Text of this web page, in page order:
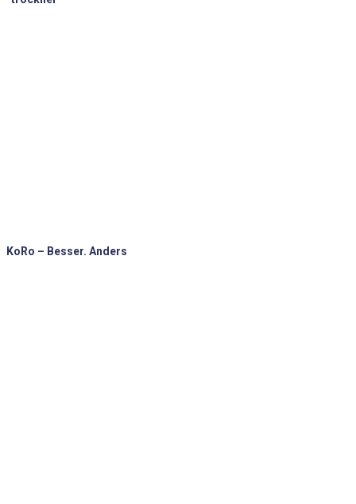
KoRo – Besser. Anders